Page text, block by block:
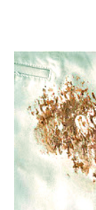
p
i
o
.
c
o
m